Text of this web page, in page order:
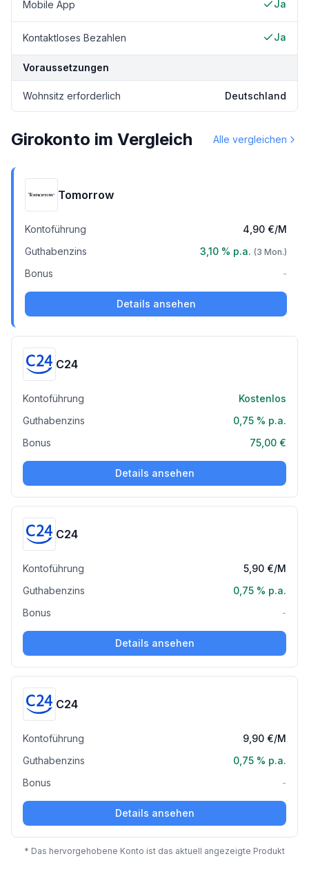
Mobile App Ja
Kontaktloses Bezahlen Ja
Voraussetzungen
Wohnsitz erforderlich Deutschland
Girokonto im Vergleich Alle vergleichen
Tomorrow
Kontoführung 4,90 €/M
Guthabenzins
3,10 % p.a. (3 Mon.)
Bonus -
Details ansehen
C24
Kontoführung
Kostenlos
Guthabenzins
0,75 % p.a.
Bonus
75,00 €
Details ansehen
C24
Kontoführung 5,90 €/M
Guthabenzins
0,75 % p.a.
Bonus
-
Details ansehen
C24
Kontoführung 9,90 €/M
Guthabenzins
0,75 % p.a.
Bonus
-
Details ansehen
* Das hervorgehobene Konto ist das aktuell angezeigte Produkt